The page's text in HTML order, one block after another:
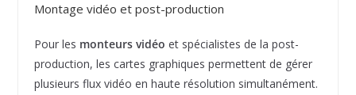
Montage vidéo et post-production
Pour les monteurs vidéo et spécialistes de la post-
production, les cartes graphiques permettent de gérer
plusieurs flux vidéo en haute résolution simultanément.